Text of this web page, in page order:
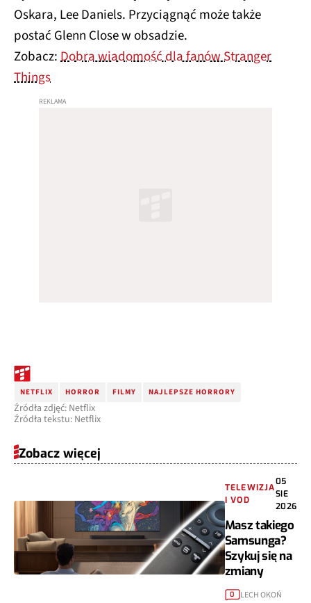
Oskara, Lee Daniels. Przyciągnąć może także
postać Glenn Close w obsadzie.
Zobacz:Dobra wiadomość dla fanów Stranger
Things
NETFLIX HORROR FILMY NAJLEPSZE HORRORY
Źródła zdjęć: Netflix
Źródła tekstu: Netflix
Zobacz więcej
TELEWIZJA
I VOD
05
SIE
2026
Masz takiego
Samsunga?
Szykuj się na
zmiany
0 LECH OKOŃ